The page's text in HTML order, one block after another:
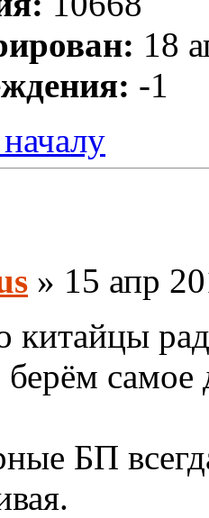
18
-1
» 15 апр
китайцы
самое
БП